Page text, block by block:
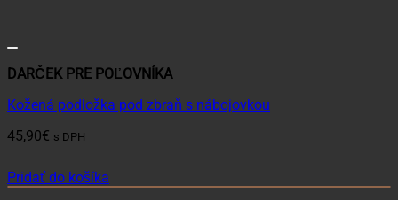
DARČEK PRE POĽOVNÍKA
Kožená podložka pod zbraň s nábojovkou
45,90€ s DPH
Pridať do košíka